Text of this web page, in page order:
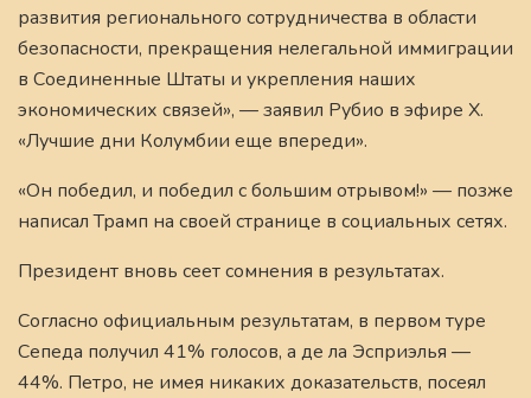
развития регионального сотрудничества в области
безопасности, прекращения нелегальной иммиграции
в Соединенные Штаты и укрепления наших
экономических связей», — заявил Рубио в эфире X.
«Лучшие дни Колумбии еще впереди».
«Он победил, и победил с большим отрывом!» — позже
написал Трамп на своей странице в социальных сетях.
Президент вновь сеет сомнения в результатах.
Согласно официальным результатам, в первом туре
Сепеда получил 41% голосов, а де ла Эсприэлья —
44%. Петро, не имея никаких доказательств, посеял